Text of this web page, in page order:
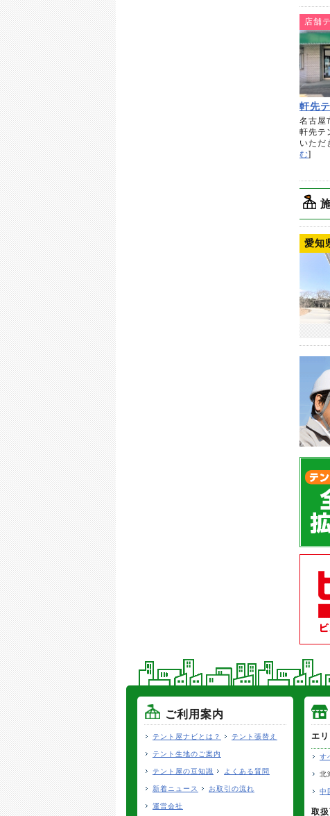
店舗
軒先
名古屋
軒先テ
いただ
む]
愛知
ご利用案内
テント屋ナビとは？ テント張替え
テント生地のご案内
テント屋の豆知識 よくある質問
新着ニュース お取引の流れ
運営会社
エ
す
北
中
取